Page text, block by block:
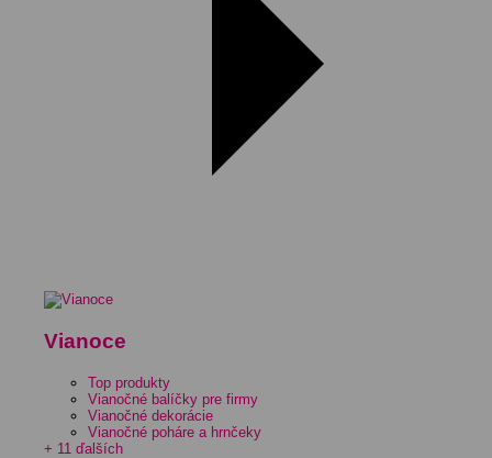
Vianoce
Top produkty
Vianočné balíčky pre firmy
Vianočné dekorácie
Vianočné poháre a hrnčeky
+ 11 ďalších